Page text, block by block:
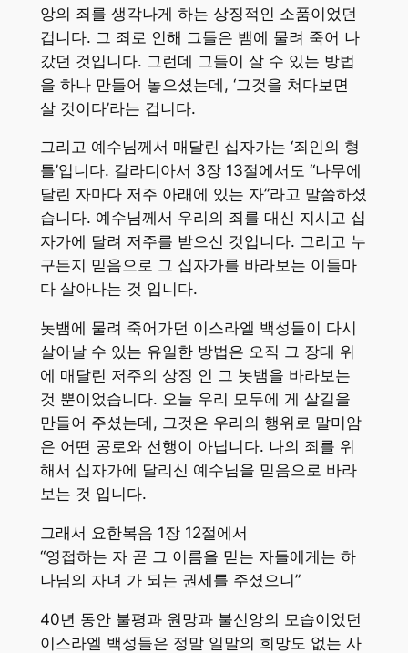
앙의 죄를 생각나게 하는 상징적인 소품이었던
겁니다. 그 죄로 인해 그들은 뱀에 물려 죽어 나
갔던 것입니다. 그런데 그들이 살 수 있는 방법
을 하나 만들어 놓으셨는데, ‘그것을 쳐다보면
살 것이다’라는 겁니다.
그리고 예수님께서 매달린 십자가는 ‘죄인의 형
틀’입니다. 갈라디아서 3장 13절에서도 “나무에
달린 자마다 저주 아래에 있는 자”라고 말씀하셨
습니다. 예수님께서 우리의 죄를 대신 지시고 십
자가에 달려 저주를 받으신 것입니다. 그리고 누
구든지 믿음으로 그 십자가를 바라보는 이들마
다 살아나는 것 입니다.
놋뱀에 물려 죽어가던 이스라엘 백성들이 다시
살아날 수 있는 유일한 방법은 오직 그 장대 위
에 매달린 저주의 상징 인 그 놋뱀을 바라보는
것 뿐이었습니다. 오늘 우리 모두에 게 살길을
만들어 주셨는데, 그것은 우리의 행위로 말미암
은 어떤 공로와 선행이 아닙니다. 나의 죄를 위
해서 십자가에 달리신 예수님을 믿음으로 바라
보는 것 입니다.
그래서 요한복음 1장 12절에서
“영접하는 자 곧 그 이름을 믿는 자들에게는 하
나님의 자녀 가 되는 권세를 주셨으니”
40년 동안 불평과 원망과 불신앙의 모습이었던
이스라엘 백성들은 정말 일말의 희망도 없는 사